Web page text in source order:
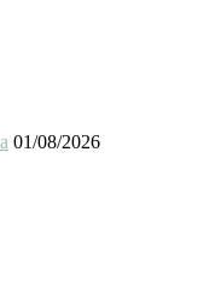
01/08/2026